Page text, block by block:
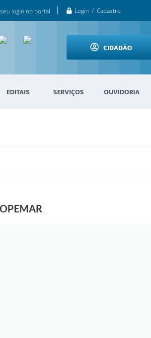
seu login no portal Login / Cadastro
CIDADÃO
EDITAIS SERVIÇOS OUVIDORIA